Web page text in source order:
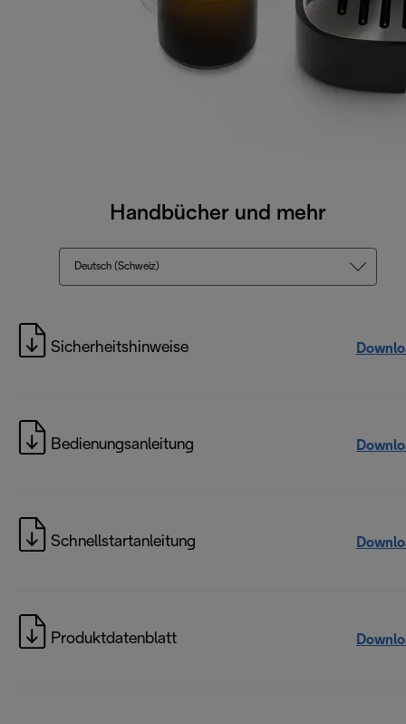
Handbücher und mehr
Deutsch (Schweiz)
Sicherheitshinweise
Bedienungsanleitung
Schnellstartanleitung
Produktdatenblatt